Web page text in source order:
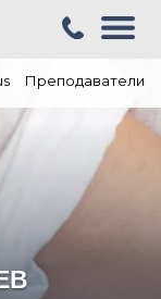
Преподаватели